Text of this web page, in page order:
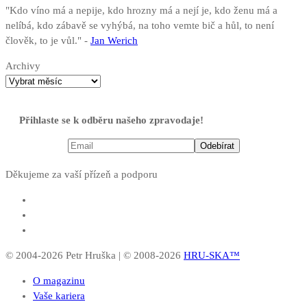
"Kdo víno má a nepije, kdo hrozny má a nejí je, kdo ženu má a
nelíbá, kdo zábavě se vyhýbá, na toho vemte bič a hůl, to není
člověk, to je vůl." - Jan Werich
Archivy
Přihlaste se k odběru našeho zpravodaje!
Děkujeme za vaší přízeň a podporu
© 2004-2026 Petr Hruška | © 2008-2026 HRU-SKA™
O magazinu
Vaše kariera